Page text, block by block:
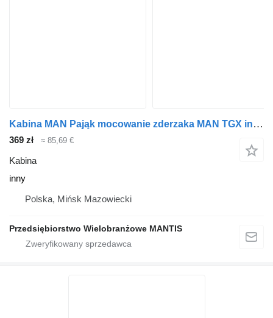
Kabina MAN Pająk mocowanie zderzaka MAN TGX inny do ciągnika siodłowego
369 zł ≈ 85,69 €
Kabina
inny
Polska, Mińsk Mazowiecki
Przedsiębiorstwo Wielobranżowe MANTIS